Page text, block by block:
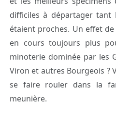
difficiles à départager
étaient proches. Un effet
en cours toujours plus
minoterie dominée par les
Viron et autres Bourgeois ?
se faire rouler dans la
meunière.